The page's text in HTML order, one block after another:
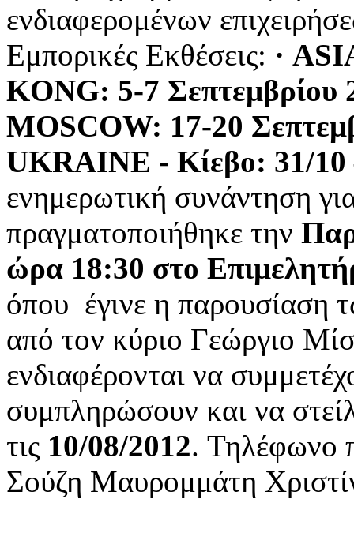
ενδιαφερομένων
Εμπορικές Εκθέσεις: ·
KONG: 5-7 Σεπτεμβρίου
MOSCOW: 17-20
UKRAINE - Κίεβο: 31/10
ενημερωτική συνάντηση
πραγματοποιήθηκε την
ώρα 18:30 στο
όπου έγινε η παρουσίαση
από τον κύριο Γεώργιο
ενδιαφέρονται να
συμπληρώσουν και να
τις 10/08/2012. Τηλέφωνο
Σούζη Μαυρομμάτη